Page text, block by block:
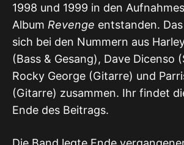
1998 und 1999 in den
Album Revenge entstanden.
sich bei den Nummern aus
(Bass & Gesang), Dave Dicenso
Rocky George (Gitarre) und
(Gitarre) zusammen. Ihr findet
Ende des Beitrags.